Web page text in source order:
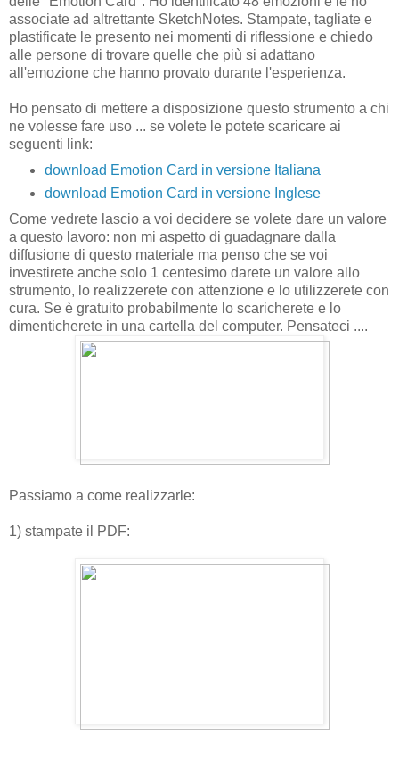
associate ad altrettante SketchNotes. Stampate, tagliate e
plastificate le presento nei momenti di riflessione e chiedo
alle persone di trovare quelle che più si adattano
all'emozione che hanno provato durante l'esperienza.
Ho pensato di mettere a disposizione questo strumento a chi
ne volesse fare uso ... se volete le potete scaricare ai
seguenti link:
download Emotion Card in versione Italiana
download Emotion Card in versione Inglese
Come vedrete lascio a voi decidere se volete dare un valore
a questo lavoro: non mi aspetto di guadagnare dalla
diffusione di questo materiale ma penso che se voi
investirete anche solo 1 centesimo darete un valore allo
strumento, lo realizzerete con attenzione e lo utilizzerete con
cura. Se è gratuito probabilmente lo scaricherete e lo
dimenticherete in una cartella del computer. Pensateci ....
Passiamo a come realizzarle:
1) stampate il PDF: